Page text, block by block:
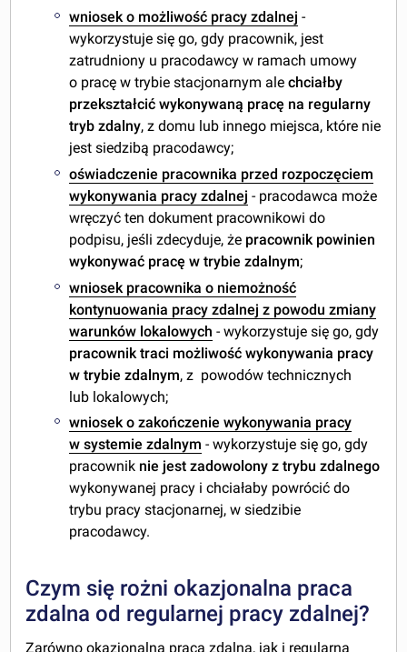
wniosek o możliwość pracy zdalnej -
wykorzystuje się go, gdy pracownik, jest
zatrudniony u pracodawcy w ramach umowy
o pracę w trybie stacjonarnym alechciałby
przekształcić wykonywaną pracę na regularny
tryb zdalny, z domu lub innego miejsca, które nie
jest siedzibą pracodawcy;
oświadczenie pracownika przed rozpoczęciem
wykonywania pracy zdalnej - pracodawca może
wręczyć ten dokument pracownikowi do
podpisu, jeśli zdecyduje, że pracownik powinien
wykonywać pracę w trybie zdalnym;
wniosek pracownika o niemożność
kontynuowania pracy zdalnej z powodu zmiany
warunków lokalowych - wykorzystuje się go, gdy
pracownik traci możliwość wykonywania pracy
w trybie zdalnym, z powodów technicznych
lub lokalowych;
wniosek o zakończenie wykonywania pracy
w systemie zdalnym - wykorzystuje się go, gdy
pracownik nie jest zadowolony z trybu zdalnego
wykonywanej pracy i chciałaby powrócić do
trybu pracy stacjonarnej, w siedzibie
pracodawcy.
Czym się rożni okazjonalna praca
zdalna od regularnej pracy zdalnej?
Zarówno okazjonalna praca zdalna, jak i regularna